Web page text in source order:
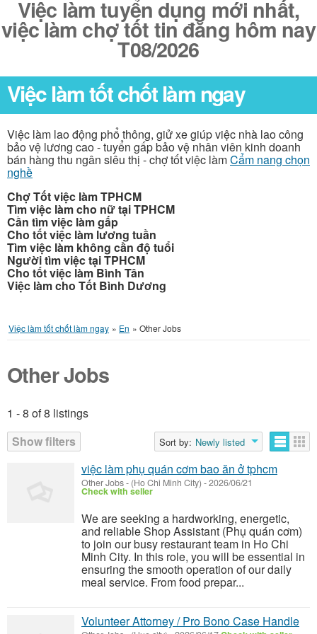
Việc làm tuyển dụng mới nhất,
việc làm chợ tốt tin đăng hôm nay
T08/2026
Việc làm tốt chốt làm ngay
Việc làm lao động phổ thông, giử xe giúp việc nhà lao công
bảo vệ lương cao - tuyển gấp bảo vệ nhân viên kinh doanh
bán hàng thu ngân siêu thị - chợ tốt việc làmCẩm nang chọn
nghề
Chợ Tốt việc làm TPHCM
Tìm việc làm cho nữ tại TPHCM
Cần tìm việc làm gấp
Cho tốt việc làm lương tuần
Tìm việc làm không cần độ tuổi
Người tìm việc tại TPHCM
Cho tốt việc làm Bình Tân
Việc làm cho Tốt Bình Dương
Việc làm tốt chốt làm ngay » En » Other Jobs
Other Jobs
1 - 8 of 8 listings
Show filters
Sort by: Newly listed
Listings
việc làm phụ quán cơm bao ăn ở tphcm
Other Jobs- (Ho Chi Minh City) -2026/06/21
Check with seller
We are seeking a hardworking, energetic,
and reliable Shop Assistant (Phụ quán cơm)
to join our busy restaurant team in Ho Chi
Minh City. In this role, you will be essential in
ensuring the smooth operation of our daily
meal service. From food prepar...
Volunteer Attorney / Pro Bono Case Handle